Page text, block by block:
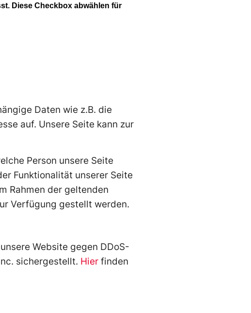
Daten wie z.B. die
auf. Unsere Seite kann zur
Person unsere Seite
Funktionalität unserer Seite
Rahmen der geltenden
Verfügung gestellt werden.
Website gegen DDoS-
sichergestellt. Hier finden